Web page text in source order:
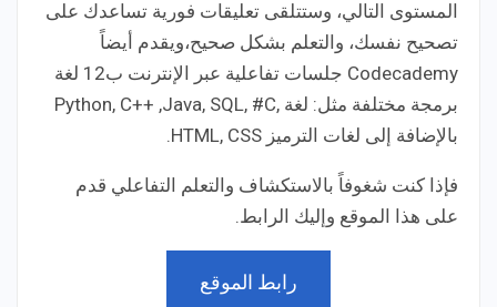
المستوى التالي، وستتلقى تعليقات فورية تساعدك على
تصحيح نفسك، والتعلم بشكل صحيح،ويقدم أيضاً
Codecademy جلسات تفاعلية عبر الإنترنت ب12 لغة
برمجة مختلفة مثل: لغة ,Python, C++ ,Java, SQL, #C
بالإضافة إلى لغات الترميز HTML, CSS.
فإذا كنت شغوفاً بالاستكشاف والتعلم التفاعلي قدم
على هذا الموقع وإليك الرابط.
رابط الموقع